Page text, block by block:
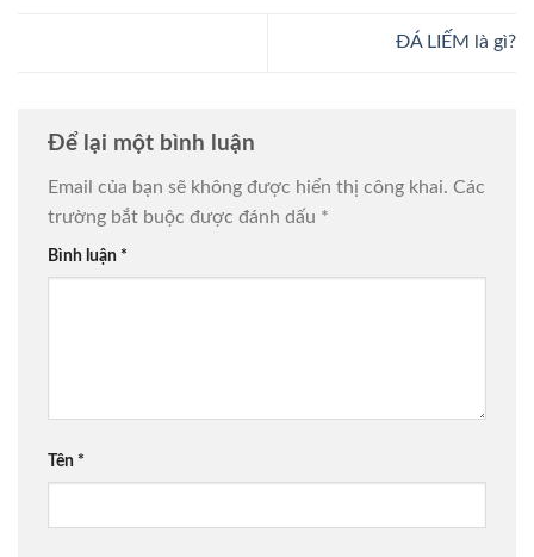
ĐÁ LIẾM là gì?
Để lại một bình luận
Email của bạn sẽ không được hiển thị công khai. Các
trường bắt buộc được đánh dấu *
Bình luận *
Tên *